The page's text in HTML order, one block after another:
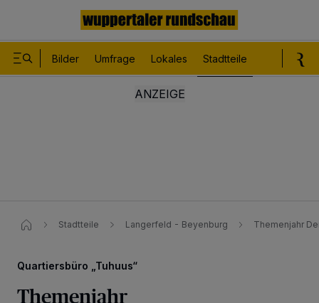
Bilder Umfrage Lokales Stadtteile
Stadtteile Langerfeld - Beyenburg Themenjahr
Quartiersbüro „Tuhuus“
Themenjahr